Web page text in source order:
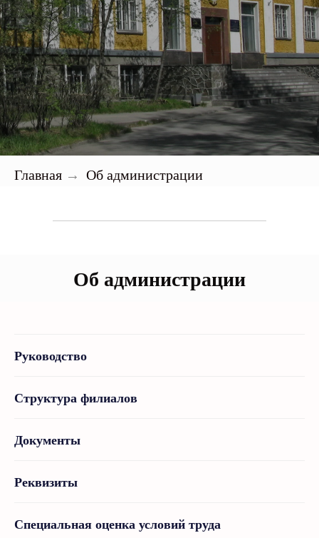
бассейна внутренних водных путей" (ФБУ
Главная → Об администрации
Об администрации
Руководство
Структура филиалов
Документы
Реквизиты
Специальная оценка условий труда